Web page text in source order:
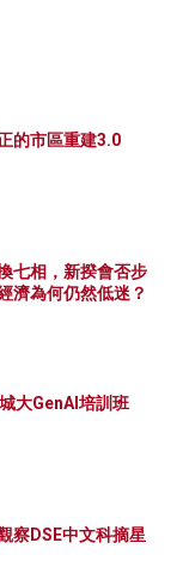
的市區重建3.0
七相，新揆會否步
濟為何仍然低迷？
大GenAI培訓班
察DSE中文科摘星